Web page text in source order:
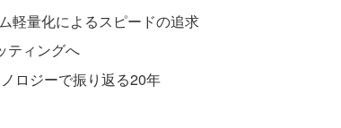
軽量化によるスピードの追求
ティングへ
ロジーで振り返る20年